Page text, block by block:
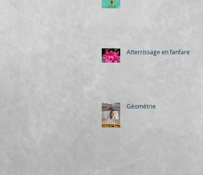
Atterrissage en fanfare
Géométrie